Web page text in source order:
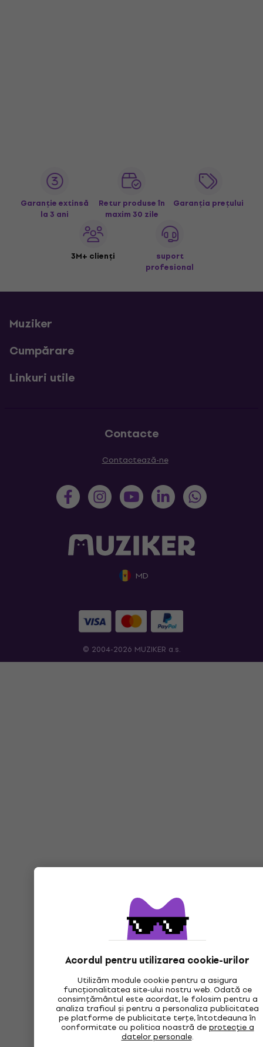
Acordul pentru utilizarea cookie-urilor
Utilizăm module cookie pentru a asigura
funcționalitatea site-ului nostru web. Odată ce
consimțământul este acordat, le folosim pentru a
analiza traficul și pentru a personaliza publicitatea
pe platforme de publicitate terțe, întotdeauna în
conformitate cu politica noastră deprotecție a
datelor personale.
Garanție extinsă
la 3 ani
Retur produse în
maxim 30 zile
Garanția prețului
3M+ clienți
suport
profesional
Muziker
Cumpărare
Linkuri utile
Contacte
Contactează-ne
MD
© 2004-2026 MUZIKER a.s.